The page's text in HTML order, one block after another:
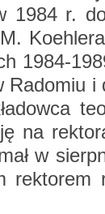
1984 r.
1984-
Ra­do­miu
na
w